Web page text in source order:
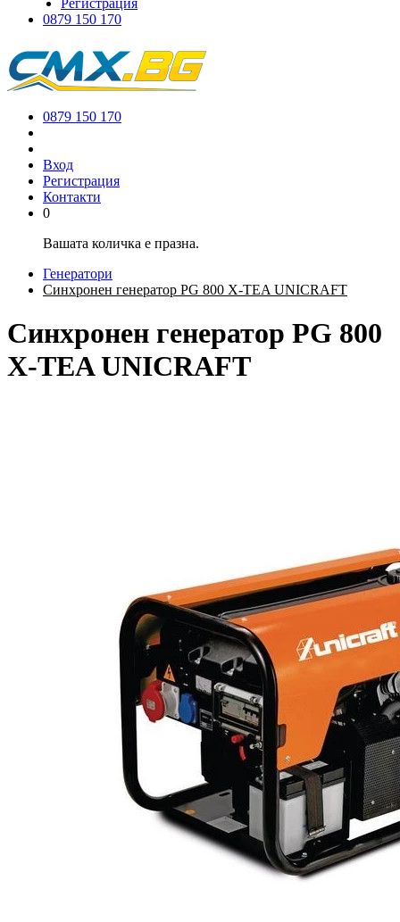
0879 150 170
0879 150 170
Вход
Регистрация
Контакти
0
Вашата количка е празна.
Генератори
Синхронен генератор PG 800 X-TEA UNICRAFT
Синхронен генератор PG 800
X-TEA UNICRAFT